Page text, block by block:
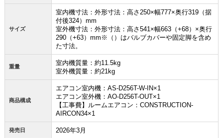
お買い物を続ける
サイズ
室内機寸法：外形寸法：高さ250×幅777×奥行319（据
付後324）mm
室外機寸法：外形寸法：高さ541×幅663（+68）×奥行
290（+63）mm※（）はバルブカバーや固定脚を含め
た寸法。
重量
室内機質量：約11.5kg
室外機質量：約21kg
商品構成
エアコン室内機：AS-D256T-W-IN×1
エアコン室外機：AO-D256T-OUT×1
【工事費】ルームエアコン：CONSTRUCTION-
AIRCON34×1
発売日 2026年3月